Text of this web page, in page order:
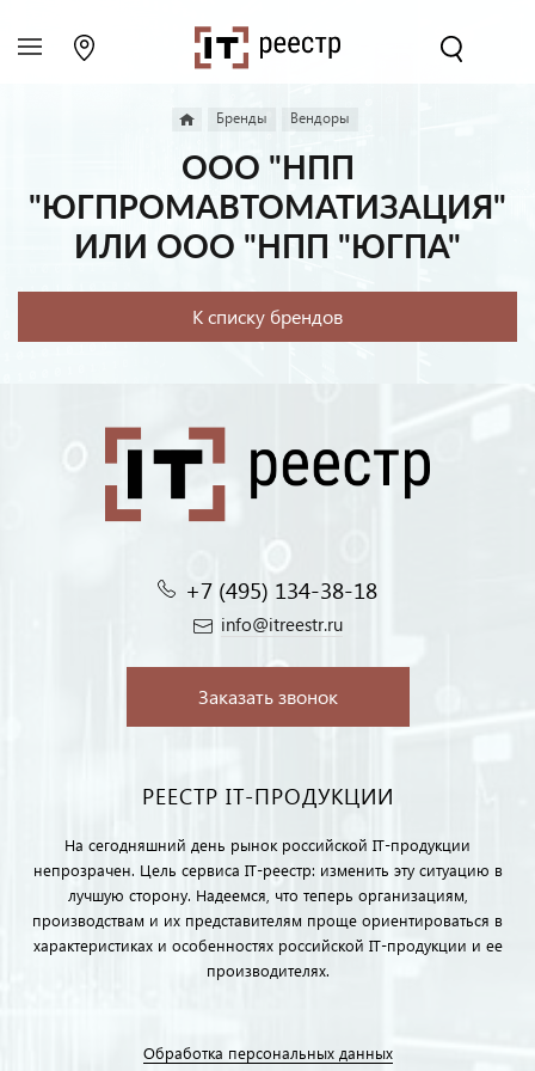
Бренды Вендоры
ООО "НПП
"ЮГПРОМАВТОМАТИЗАЦИЯ"
ИЛИ ООО "НПП "ЮГПА"
К списку брендов
+7 (495) 134-38-18‬
info@itreestr.ru
Заказать звонок
РЕЕСТР IT-ПРОДУКЦИИ
На сегодняшний день рынок российской IT-продукции
непрозрачен. Цель сервиса IT-реестр: изменить эту ситуацию в
лучшую сторону. Надеемся, что теперь организациям,
производствам и их представителям проще ориентироваться в
характеристиках и особенностях российской IT-продукции и ее
производителях.
Обработка персональных данных